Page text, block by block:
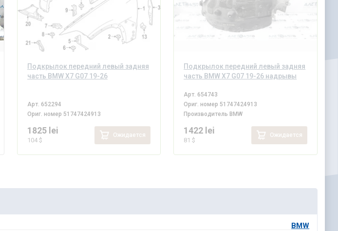
Подкрылок передний левый задняя
часть BMW X7 G07 19-26
Арт. 652294
Ориг. номер 51747424913
1825 lei
104 $
Ожидается
Подкрылок передний левый задняя
часть BMW X7 G07 19-26 надрывы
Арт. 654743
Ориг. номер 51747424913
Производитель BMW
1422 lei
81 $
Ожидается
BMW